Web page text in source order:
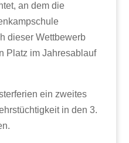
an dem die
dieser Wettbewerb
Platz im Jahresablauf
ein zweites
in den 3.